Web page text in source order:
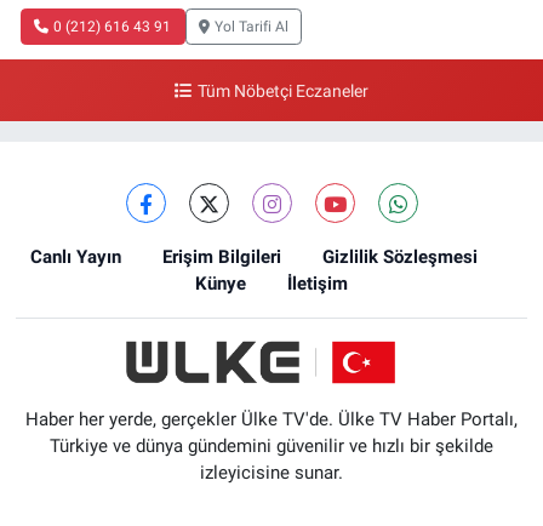
0 (212) 616 43 91 Yol Tarifi Al
Tüm Nöbetçi Eczaneler
Canlı Yayın Erişim Bilgileri
Gizlilik Sözleşmesi
Künye
İletişim
Haber her yerde, gerçekler Ülke TV'de. Ülke TV Haber Portalı,
Türkiye ve dünya gündemini güvenilir ve hızlı bir şekilde
izleyicisine sunar.